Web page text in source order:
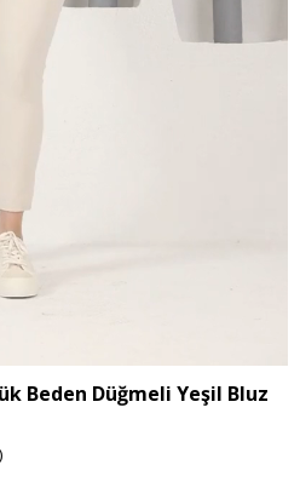
Beden Düğmeli Yeşil Bluz